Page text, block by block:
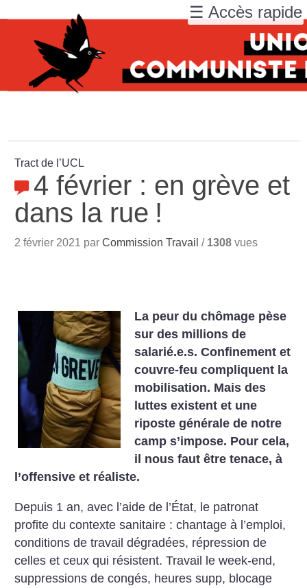
Tract de l’UCL
4 février : en grève et
dans la rue !
2 février 2021 parCommission Travail / 1308 vues
La peur du chômage pèse
sur des millions de
salarié.e.s. Confinement et
couvre-feu compliquent la
mobilisation. Mais des
luttes existent et une
riposte générale de notre
camp s’impose. Pour cela,
il nous faut être tenace, à
l’offensive et réaliste.
Depuis 1 an, avec l’aide de l’État, le patronat
profite du contexte sanitaire : chantage à l’emploi,
conditions de travail dégradées, répression de
celles et ceux qui résistent. Travail le week-end,
suppressions de congés, heures supp, blocage
☰ Accès rapide